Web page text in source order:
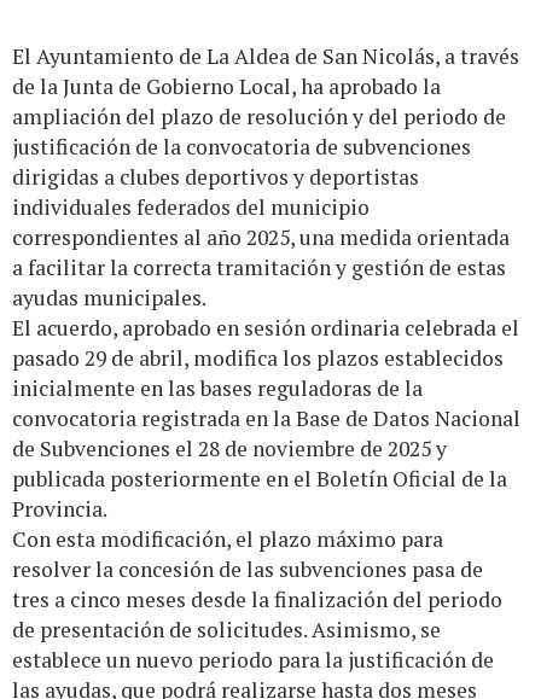
El Ayuntamiento de La Aldea de San Nicolás, a través
de la Junta de Gobierno Local, ha aprobado la
ampliación del plazo de resolución y del periodo de
justificación de la convocatoria de subvenciones
dirigidas a clubes deportivos y deportistas
individuales federados del municipio
correspondientes al año 2025, una medida orientada
a facilitar la correcta tramitación y gestión de estas
ayudas municipales.
El acuerdo, aprobado en sesión ordinaria celebrada el
pasado 29 de abril, modifica los plazos establecidos
inicialmente en las bases reguladoras de la
convocatoria registrada en la Base de Datos Nacional
de Subvenciones el 28 de noviembre de 2025 y
publicada posteriormente en el Boletín Oficial de la
Provincia.
Con esta modificación, el plazo máximo para
resolver la concesión de las subvenciones pasa de
tres a cinco meses desde la finalización del periodo
de presentación de solicitudes. Asimismo, se
establece un nuevo periodo para la justificación de
las ayudas, que podrá realizarse hasta dos meses